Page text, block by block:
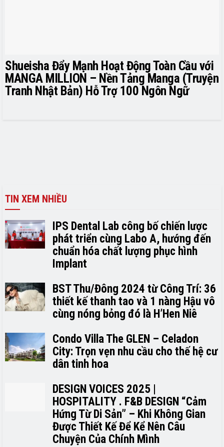
Shueisha Đẩy Mạnh Hoạt Động Toàn Cầu với
MANGA MILLION – Nền Tảng Manga (Truyện
Tranh Nhật Bản) Hỗ Trợ 100 Ngôn Ngữ
TIN XEM NHIỀU
IPS Dental Lab công bố chiến lược
phát triển cùng Labo A, hướng đến
chuẩn hóa chất lượng phục hình
Implant
BST Thu/Đông 2024 từ Công Trí: 36
thiết kế thanh tao và 1 nàng Hậu vô
cùng nóng bỏng đó là H’H­­­­en Niê
Condo Villa The GLEN – Celadon
City: Trọn vẹn nhu cầu cho thế hệ cư
dân tinh hoa
DESIGN VOICES 2025 |
HOSPITALITY . F&B DESIGN “Cảm
Hứng Từ Di Sản” – Khi Không Gian
Được Thiết Kế Để Kể Nên Câu
Chuyện Của Chính Mình